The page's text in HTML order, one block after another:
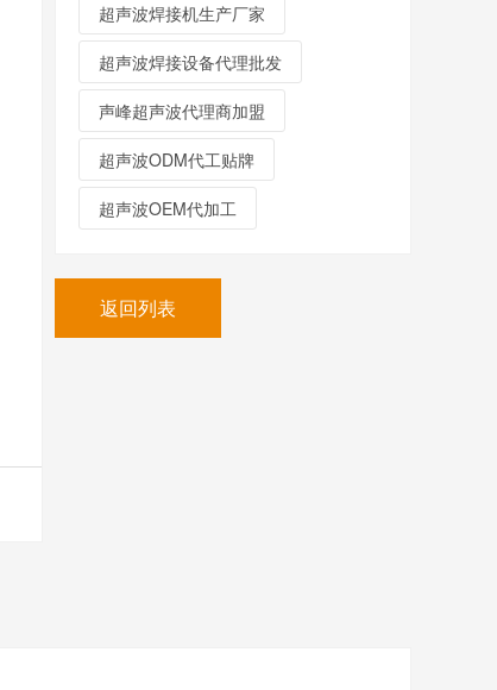
超声波焊接机生产厂家
超声波焊接设备代理批发
声峰超声波代理商加盟
超声波ODM代工贴牌
超声波OEM代加工
返回列表